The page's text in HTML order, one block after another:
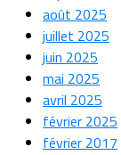
août 2025
juillet 2025
juin 2025
mai 2025
avril 2025
février 2025
février 2017